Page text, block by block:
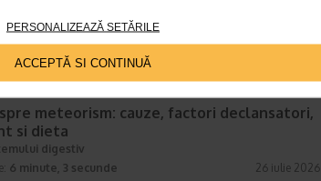
PERSONALIZEAZĂ SETĂRILE
ACCEPTĂ SI CONTINUĂ
atunci cand nu au consumat o cantitate foarte mare de alimente.
cazuri, aceasta apare ocazional…
meteorism: cauze, factori declansatori,
si dieta
digestiv
6 minute, 3 secunde
26 iulie 2026